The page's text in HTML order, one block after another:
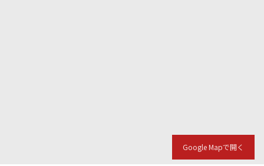
Google Mapで開く